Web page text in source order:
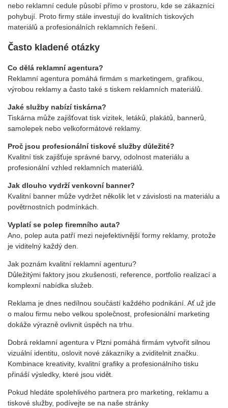
nebo reklamní cedule působí přímo v prostoru, kde se zákazníci
pohybují. Proto firmy stále investují do kvalitních tiskových
materiálů a profesionálních reklamních řešení.
Často kladené otázky
Co dělá reklamní agentura?
Reklamní agentura pomáhá firmám s marketingem, grafikou,
výrobou reklamy a často také s tiskem reklamních materiálů.
Jaké služby nabízí tiskárna?
Tiskárna může zajišťovat tisk vizitek, letáků, plakátů, bannerů,
samolepek nebo velkoformátové reklamy.
Proč jsou profesionální tiskové služby důležité?
Kvalitní tisk zajišťuje správné barvy, odolnost materiálu a
profesionální vzhled reklamních materiálů.
Jak dlouho vydrží venkovní banner?
Kvalitní banner může vydržet několik let v závislosti na materiálu a
povětrnostních podmínkách.
Vyplatí se polep firemního auta?
Ano, polep auta patří mezi nejefektivnější formy reklamy, protože
je viditelný každý den.
Jak poznám kvalitní reklamní agenturu?
Důležitými faktory jsou zkušenosti, reference, portfolio realizací a
komplexní nabídka služeb.
Reklama je dnes nedílnou součástí každého podnikání. Ať už jde
o malou firmu nebo velkou společnost, profesionální marketing
dokáže výrazně ovlivnit úspěch na trhu.
Dobrá reklamní agentura v Plzni pomáhá firmám vytvořit silnou
vizuální identitu, oslovit nové zákazníky a zviditelnit značku.
Kombinace kreativity, kvalitní grafiky a profesionálního tisku
přináší výsledky, které jsou vidět.
Pokud hledáte spolehlivého partnera pro marketing, reklamu a
tiskové služby, podívejte se na naše stránky